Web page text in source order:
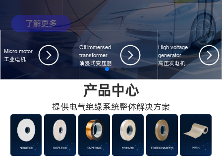
Micro motor
工业电机
Oil immersed
transformer
油浸式变压器
High voltage
generator
高压发电机
产品中心
提供电气绝缘系统整体解决方案
NOMEX® SOFLEX® KAPTON® MYLAR® TORELINA®PPS PEEK